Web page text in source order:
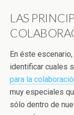
LAS
En éste
identificar cuales
para la
muy especiales
sólo dentro de